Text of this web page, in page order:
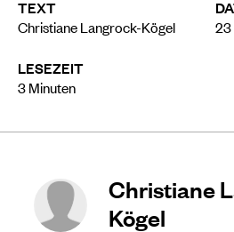
TEXT
Christiane Langrock-Kögel
LESEZEIT
3Minuten
23
Christiane
Kögel